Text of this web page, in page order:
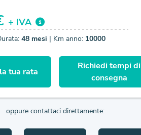
+ IVA
48 mesi | Km anno: 10000
tua rata
Richiedi tempi di
consegna
oppure contattaci direttamente: